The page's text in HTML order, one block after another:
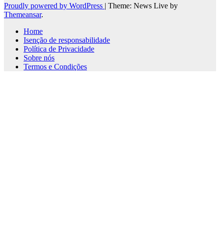
Proudly powered by WordPress | Theme: News Live by
Themeansar.
Home
Isenção de responsabilidade
Política de Privacidade
Sobre nós
Termos e Condições